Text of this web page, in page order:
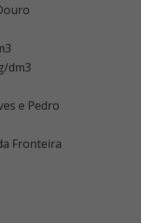
dm3
e Pedro
Fronteira